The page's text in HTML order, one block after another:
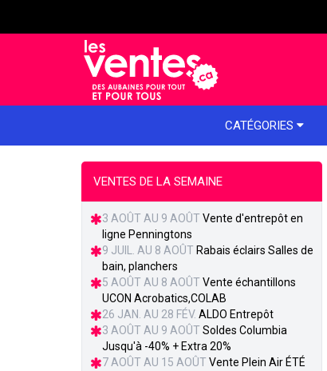
CATÉGORIES
VENTES DE LA SEMAINE
3 AOÛT AU 9 AOÛT Vente d'entrepôt en
ligne Penningtons
9 JUIL. AU 8 AOÛT Rabais éclairs Salles de
bain, planchers
5 AOÛT AU 8 AOÛT Vente échantillons
UCON Acrobatics,COLAB
26 JAN. AU 28 FÉV. ALDO Entrepôt
3 AOÛT AU 9 AOÛT Soldes Columbia
Jusqu'à -40% + Extra 20%
7 AOÛT AU 15 AOÛT Vente Plein Air ÉTÉ